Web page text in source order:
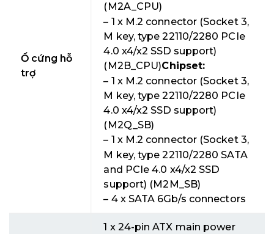
Ổ cứng hỗ
trợ
(M2A_CPU)
– 1 x M.2 connector (Socket 3,
M key, type 22110/2280 PCIe
4.0 x4/x2 SSD support)
(M2B_CPU)Chipset:
– 1 x M.2 connector (Socket 3,
M key, type 22110/2280 PCIe
4.0 x4/x2 SSD support)
(M2Q_SB)
– 1 x M.2 connector (Socket 3,
M key, type 22110/2280 SATA
and PCIe 4.0 x4/x2 SSD
support) (M2M_SB)
– 4 x SATA 6Gb/s connectors
1 x 24-pin ATX main power